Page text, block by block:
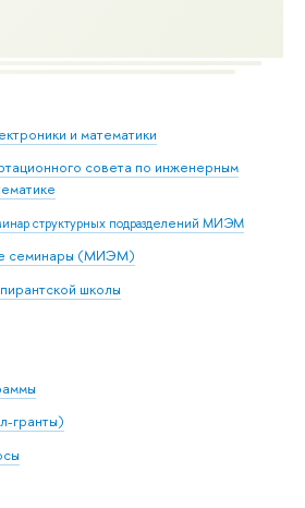
и математики
совета по инженерным
структурных подразделений МИЭМ
семинары (МИЭМ)
школы
гранты)